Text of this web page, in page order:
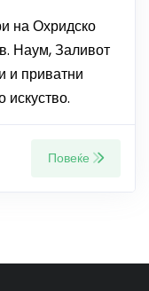
на Охридско
Наум, Заливот
и приватни
искуство.
Повеќе